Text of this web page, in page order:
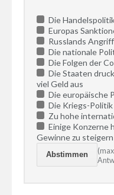
Die
Europas
Russlands
Die nationale
Die Folgen der
Die Staaten
viel Geld aus
Die europäische
Die Kriegs-
Zu hohe
Einige Konzerne
Gewinne zu steigern